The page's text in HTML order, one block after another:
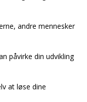
andre mennesker
påvirke din udvikling
at løse dine